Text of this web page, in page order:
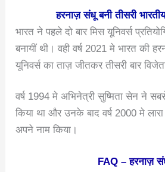
हरनाज़ संधू बनी तीसरी
भारत ने पहले दो बार मिस यूनिवर्स
बनायीं थी। वही वर्ष 2021 मे भारत की
यूनिवर्स का ताज़ जीतकर तीसरी बार
वर्ष 1994 मे अभिनेत्री सुष्मिता सेन ने
किया था और उनके बाद वर्ष 2000 मे
अपने नाम किया।
FAQ – हरनाज़